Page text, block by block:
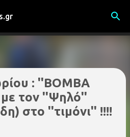
κύριο περιεχόμενο
: ''ΒΟΜΒΑ
τον ''Ψηλό''
στο ''τιμόνι'' !!!!